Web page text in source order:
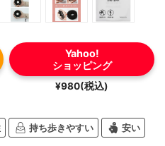
Yahoo!
ショッピング
¥980(税込)
持ち歩きやすい 安い